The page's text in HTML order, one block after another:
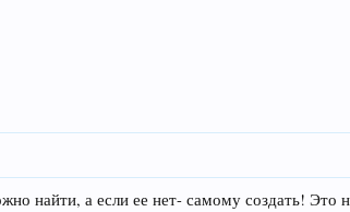
найти, а если ее нет- самому создать! Это